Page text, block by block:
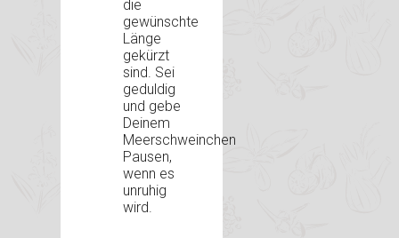
die
gewünschte
Länge
gekürzt
sind. Sei
geduldig
und gebe
Deinem
Meerschweinchen
Pausen,
wenn es
unruhig
wird.